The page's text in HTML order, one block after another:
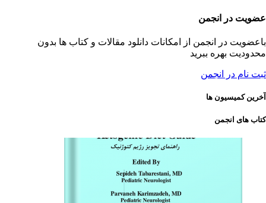
عضویت در انجمن
باعضویت در انجمن از امکانات دانلود مقالات و کتاب ها بدون
محدودیت بهره ببرید
ثبت نام در انجمن
آخرین کمیسیون ها
کتاب های انجمن